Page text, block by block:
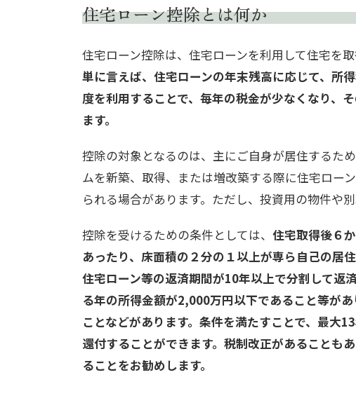
住宅ローン控除とは何か
住宅ローン控除は、住宅ローンを利用して住宅を
単に言えば、住宅ローンの年末残高に応じて、所
度を利用することで、毎年の税金が少なくなり、
ます。
控除の対象となるのは、主にご自身が居住するた
ムを新築、取得、または増改築する際に住宅ロー
られる場合があります。ただし、投資用の物件や
控除を受けるための条件としては、 住宅取得後６
あったり、床面積の２分の１以上が専ら自己の居
住宅ローン等の返済期間が10年以上で分割して返
る年の所得金額が2,000万円以下であること等が
ことなどがあります。条件を満たすことで、最大
還付することができます。税制改正があることも
ることをお勧めします。